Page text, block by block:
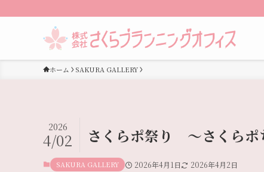
ホーム SAKURA GALLERY
さくらポ祭り 〜さくらポ
2026
4/02
SAKURA GALLERY 2026年4月1日 2026年4月2日